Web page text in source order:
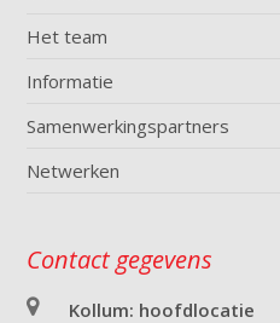
Het team
Informatie
Samenwerkingspartners
Netwerken
Contact gegevens
Kollum: hoofdlocatie